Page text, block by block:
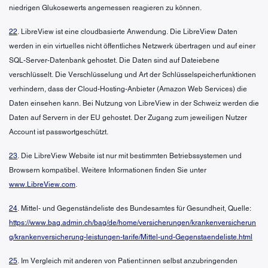
niedrigen Glukosewerts angemessen reagieren zu können.
22 . LibreView ist eine cloudbasierte Anwendung. Die LibreView Daten
werden in ein virtuelles nicht öffentliches Netzwerk übertragen und auf einer
SQL-Server-Datenbank gehostet. Die Daten sind auf Dateiebene
verschlüsselt. Die Verschlüsselung und Art der Schlüsselspeicherfunktionen
verhindern, dass der Cloud-Hosting-Anbieter (Amazon Web Services) die
Daten einsehen kann. Bei Nutzung von LibreView in der Schweiz werden die
Daten auf Servern in der EU gehostet. Der Zugang zum jeweiligen Nutzer
Account ist passwortgeschützt.
23 . Die LibreView Website ist nur mit bestimmten Betriebssystemen und
Browsern kompatibel. Weitere Informationen finden Sie unter
www.LibreView.com
24 . Mittel- und Gegenständeliste des Bundesamtes für Gesundheit, Quelle:
https://www.bag.admin.ch/bag/de/home/versicherungen/krankenversicherun
g/krankenversicherung-leistungen-tarife/Mittel-und-Gegenstaendeliste.html
25 . Im Vergleich mit anderen von Patient:innen selbst anzubringenden